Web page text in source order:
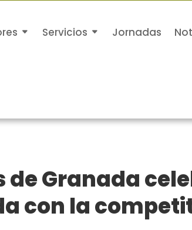
Servicios Jornadas
Granada
con la